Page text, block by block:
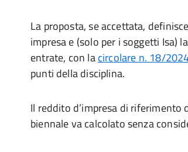
La proposta, se accettata,
impresa e (solo per i soggetti Isa)
entrate, con lacircolare n. 18/
punti della disciplina.
Il reddito d’impresa di
biennale va calcolato senza